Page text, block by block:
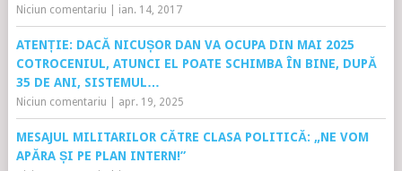
Niciun comentariu ian. 14, 2017
ATENȚIE: DACĂ NICUȘOR DAN VA OCUPA DIN MAI 2025
COTROCENIUL, ATUNCI EL POATE SCHIMBA ÎN BINE, DUPĂ
35 DE ANI, SISTEMUL…
Niciun comentariu apr. 19, 2025
MESAJUL MILITARILOR CĂTRE CLASA POLITICĂ: „NE VOM
APĂRA ȘI PE PLAN INTERN!”